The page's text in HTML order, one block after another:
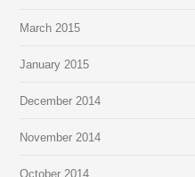
March 2015
January 2015
December 2014
November 2014
October 2014